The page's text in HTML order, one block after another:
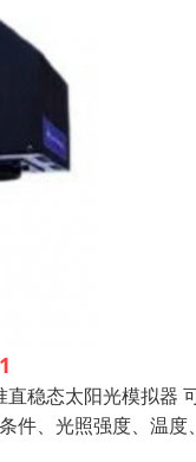
稳态太阳光模拟器
件、光照强度、温